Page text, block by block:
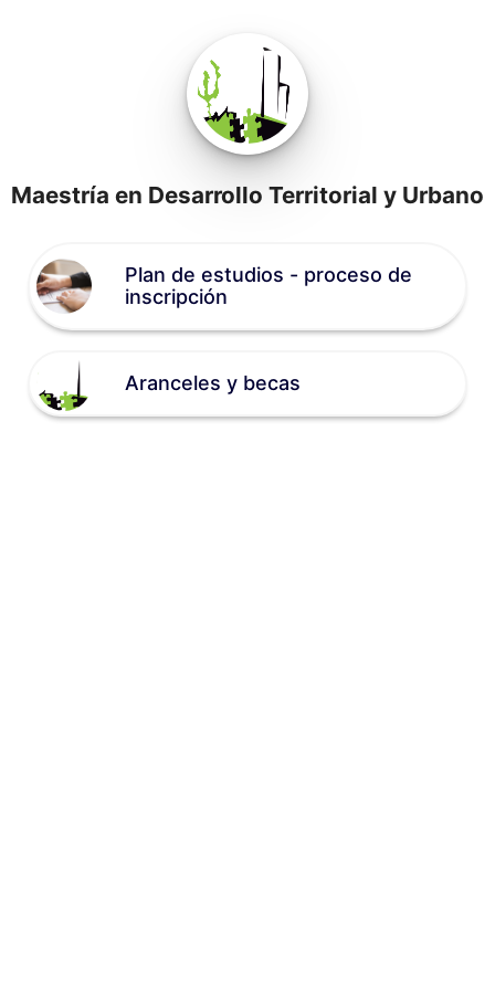
Maestría en Desarrollo Territorial y Urbano
Plan de estudios - proceso de
inscripción
Aranceles y becas